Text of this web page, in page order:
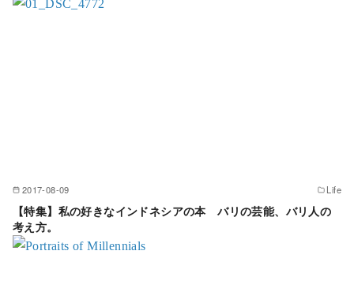
2017-08-09 Life
【特集】私の好きなインドネシアの本 バリの芸能、バリ人の
考え方。